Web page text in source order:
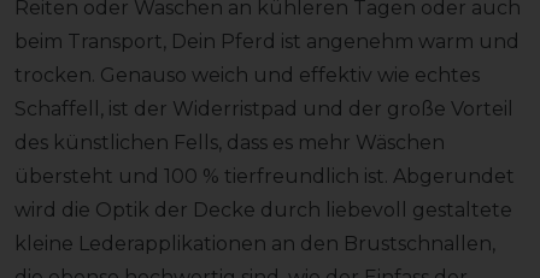
Reiten oder Waschen an kühleren Tagen oder auch
beim Transport, Dein Pferd ist angenehm warm und
trocken. Genauso weich und effektiv wie echtes
Schaffell, ist der Widerristpad und der große Vorteil
des künstlichen Fells, dass es mehr Wäschen
übersteht und 100 % tierfreundlich ist. Abgerundet
wird die Optik der Decke durch liebevoll gestaltete
kleine Lederapplikationen an den Brustschnallen,